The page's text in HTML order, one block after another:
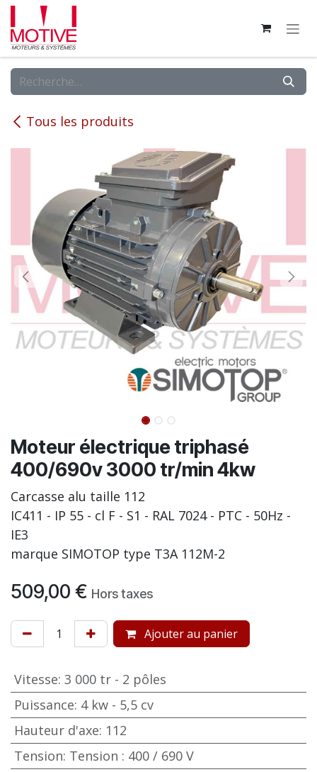
Se rendre au contenu
Tous les produits
Moteur électrique triphasé
400/690v 3000 tr/min 4kw
Carcasse alu taille 112
IC411 - IP 55 - cl F - S1 - RAL 7024 - PTC - 50Hz -
IE3
marque SIMOTOP type T3A 112M-2
509,00 € Hors taxes
Ajouter au panier
Vitesse: 3 000 tr - 2 pôles
Puissance: 4 kw - 5,5 cv
Hauteur d'axe: 112
Tension: Tension : 400 / 690 V